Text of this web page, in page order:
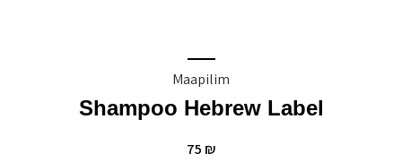
Maapilim
Shampoo Hebrew Label
75 ₪